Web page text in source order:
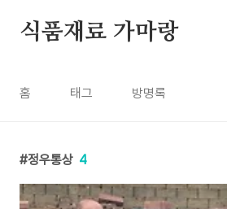
식품재료 가마랑
홈 태그 방명록
정우통상 4